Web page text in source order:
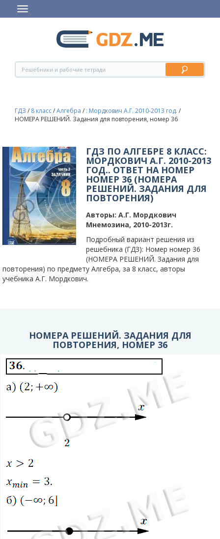
ГДЗ / 8 класс/Алгебра / : Мордкович А.Г. 2010-2013 год. /
НОМЕРА РЕШЕНИЙ. Задания для повторения, номер 36
ГДЗ ПО АЛГЕБРЕ 8 КЛАСС:
МОРДКОВИЧ А.Г. 2010-2013
ГОД.. ОТВЕТ НА НОМЕР
НОМЕР 36 (НОМЕРА
РЕШЕНИЙ. ЗАДАНИЯ ДЛЯ
ПОВТОРЕНИЯ)
Авторы: А.Г. Мордкович
Мнемозина, 2010-2013г.
Подробный вариант решения из
решебника (ГДЗ): Номер номер 36
(НОМЕРА РЕШЕНИЙ. Задания для
повторения) по предмету Алгебра, за 8 класс, авторы
учебника А.Г. Мордкович.
НОМЕРА РЕШЕНИЙ. ЗАДАНИЯ ДЛЯ
ПОВТОРЕНИЯ, НОМЕР 36